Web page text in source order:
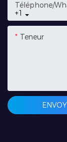
+1
Téléphone/
Teneur